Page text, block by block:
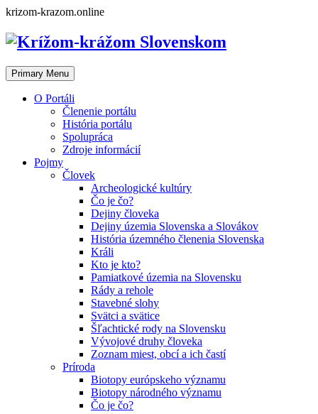
Skip
content
krizom-krazom.online
Primary Menu
O Portáli
Členenie portálu
História portálu
Spolupráca
Zdroje informácií
Pojmy
Človek
Archeologické kultúry
Čo je čo?
Dejiny človeka
Dejiny územia Slovenska a Slovákov
História územného členenia Slovenska
Králi
Kto je kto?
Pamiatkové územia na Slovensku
Rády a rehole
Stavebné slohy
Svätci a svätice
Šľachtické rody na Slovensku
Vývojové druhy človeka
Zoznam miest, obcí a ich častí
Príroda
Biotopy európskeho významu
Biotopy národného významu
Čo je čo?